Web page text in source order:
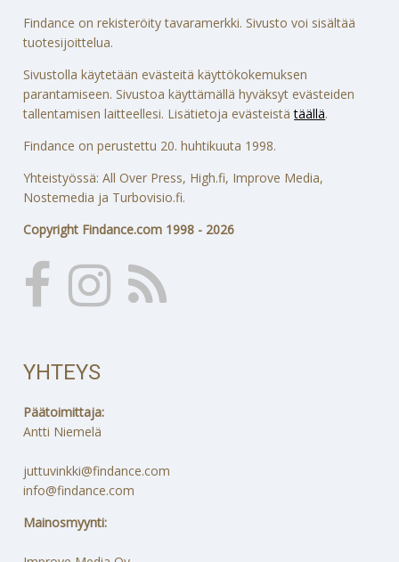
Findance on rekisteröity tavaramerkki. Sivusto voi sisältää
tuotesijoittelua.
Sivustolla käytetään evästeitä käyttökokemuksen
parantamiseen. Sivustoa käyttämällä hyväksyt evästeiden
tallentamisen laitteellesi. Lisätietoja evästeistätäällä.
Findance on perustettu 20. huhtikuuta 1998.
Yhteistyössä: All Over Press, High.fi, Improve Media,
Nostemedia ja Turbovisio.fi.
Copyright Findance.com 1998 - 2026
YHTEYS
Päätoimittaja:
Antti Niemelä
juttuvinkki@findance.com
info@findance.com
Mainosmyynti: